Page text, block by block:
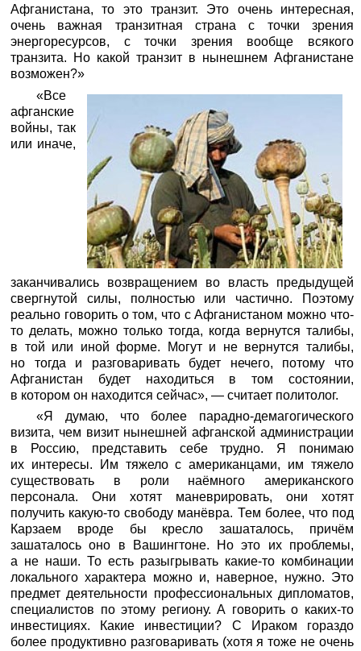
Афганистана, то это транзит. Это очень интересная,
очень важная транзитная страна с точки зрения
энергоресурсов, с точки зрения вообще всякого
транзита. Но какой транзит в нынешнем Афганистане
возможен?»
«Все
афганские
войны, так
или иначе,
заканчивались возвращением во власть предыдущей
свергнутой силы, полностью или частично. Поэтому
реально говорить о том, что с Афганистаном можно что-
то делать, можно только тогда, когда вернутся талибы,
в той или иной форме. Могут и не вернутся талибы,
но тогда и разговаривать будет нечего, потому что
Афганистан будет находиться в том состоянии,
в котором он находится сейчас», — считает политолог.
«Я думаю, что более парадно-демагогического
визита, чем визит нынешней афганской администрации
в Россию, представить себе трудно. Я понимаю
их интересы. Им тяжело с американцами, им тяжело
существовать в роли наёмного американского
персонала. Они хотят маневрировать, они хотят
получить какую-то свободу манёвра. Тем более, что под
Карзаем вроде бы кресло зашаталось, причём
зашаталось оно в Вашингтоне. Но это их проблемы,
а не наши. То есть разыгрывать какие-то комбинации
локального характера можно и, наверное, нужно. Это
предмет деятельности профессиональных дипломатов,
специалистов по этому региону. А говорить о каких-то
инвестициях. Какие инвестиции? С Ираком гораздо
более продуктивно разговаривать (хотя я тоже не очень